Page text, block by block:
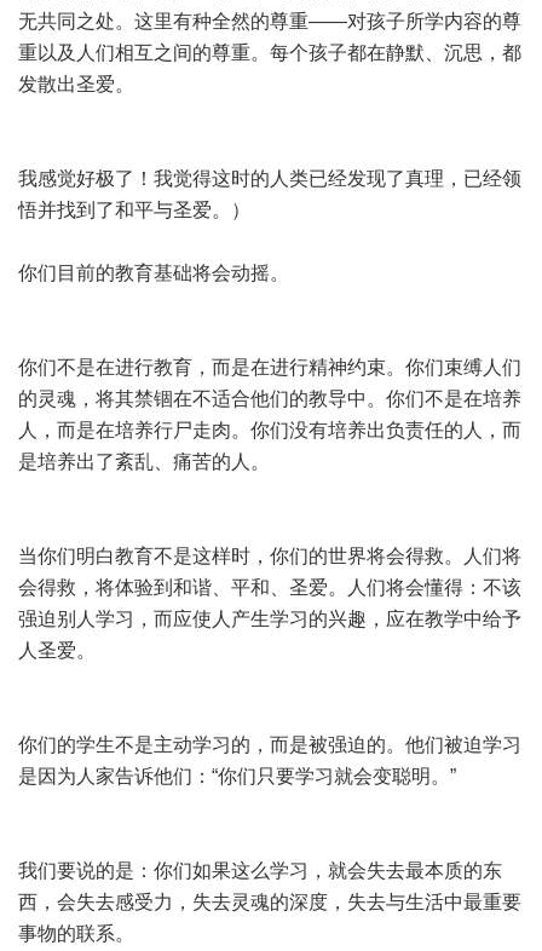
无共同之处。这里有种全然的尊重——对孩子所学内容的尊
重以及人们相互之间的尊重。每个孩子都在静默、沉思，都
发散出圣爱。
我感觉好极了！我觉得这时的人类已经发现了真理，已经领
悟并找到了和平与圣爱。）
你们目前的教育基础将会动摇。
你们不是在进行教育，而是在进行精神约束。你们束缚人们
的灵魂，将其禁锢在不适合他们的教导中。你们不是在培养
人，而是在培养行尸走肉。你们没有培养出负责任的人，而
是培养出了紊乱、痛苦的人。
当你们明白教育不是这样时，你们的世界将会得救。人们将
会得救，将体验到和谐、平和、圣爱。人们将会懂得：不该
强迫别人学习，而应使人产生学习的兴趣，应在教学中给予
人圣爱。
你们的学生不是主动学习的，而是被强迫的。他们被迫学习
是因为人家告诉他们：“你们只要学习就会变聪明。”
我们要说的是：你们如果这么学习，就会失去最本质的东
西，会失去感受力，失去灵魂的深度，失去与生活中最重要
事物的联系。